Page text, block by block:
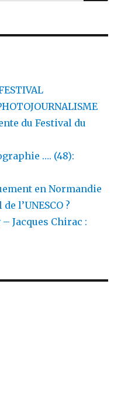
la
du Festival du
…. (48):
en Normandie
l’UNESCO ?
Jacques Chirac :